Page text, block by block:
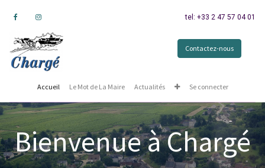
tel: +33 2 47 57 04 01
Contactez-nous
Accueil Le Mot de La Maire Actualités Se connecter
Bienvenue à Chargé